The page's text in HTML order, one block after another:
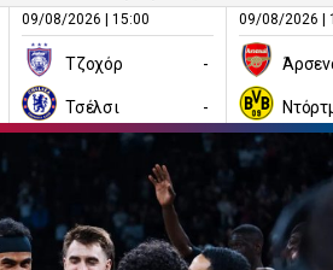
09/08/2026 | 15:00
Τζοχόρ -
Τσέλσι -
09/08/2026 |